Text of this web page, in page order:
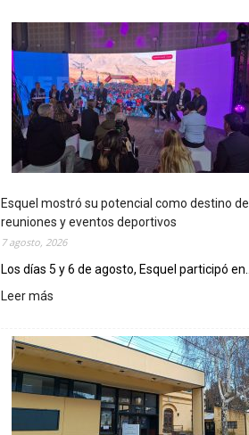
Esquel mostró su potencial como destino de
reuniones y eventos deportivos
7 agosto, 2026
Los días 5 y 6 de agosto, Esquel participó en...
Leer más
s
q
u
e
l
m